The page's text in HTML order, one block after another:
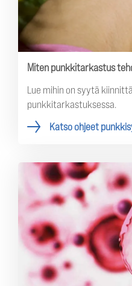
Miten punkkitarkastus
Lue mihin on syytä
punkkitarkastuksessa.
Katso ohjeet